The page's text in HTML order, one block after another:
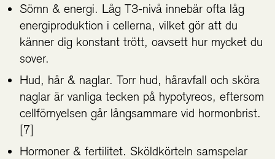
Sömn & energi. Låg T3-nivå innebär ofta låg
energiproduktion i cellerna, vilket gör att du
känner dig konstant trött, oavsett hur mycket du
sover.
Hud, hår & naglar. Torr hud, håravfall och sköra
naglar är vanliga tecken på hypotyreos, eftersom
cellförnyelsen går långsammare vid hormonbrist.
[7]
Hormoner & fertilitet. Sköldkörteln samspelar